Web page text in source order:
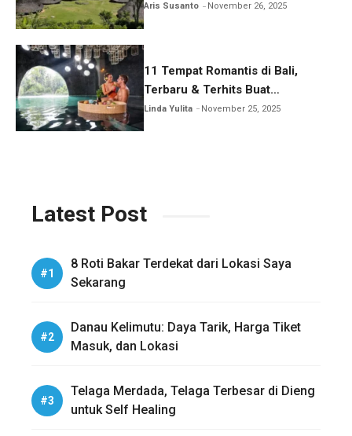
Aris Susanto November 26, 2025
11 Tempat Romantis di Bali,
Terbaru & Terhits Buat
Honeymoon
Linda Yulita November 25, 2025
Latest Post
8 Roti Bakar Terdekat dari Lokasi Saya
Sekarang
Danau Kelimutu: Daya Tarik, Harga Tiket
Masuk, dan Lokasi
Telaga Merdada, Telaga Terbesar di Dieng
untuk Self Healing